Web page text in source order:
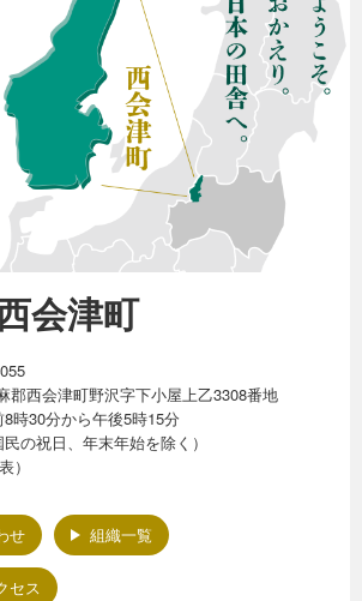
会津町
郡西会津町野沢字下小屋上乙3308番地
8時30分から午後5時15分
の祝日、年末年始を除く）
）
せ 組織一覧
セス